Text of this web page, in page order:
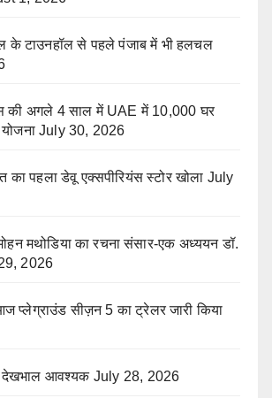
के टाउनहॉल से पहले पंजाब में भी हलचल
की अगले 4 साल में UAE में 10,000 घर
July 30, 2026
का पहला डेवू एक्सपीरियंस स्टोर खोला July
मथोडिया का रचना संसार-एक अध्ययन डॉ.
2026
प्लेग्राउंड सीज़न 5 का ट्रेलर जारी किया
देखभाल आवश्यक July 28, 2026